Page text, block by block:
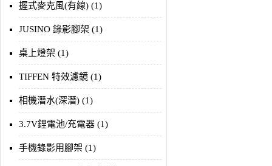
握式麥克風(有線) (1)
JUSINO 錄影腳架 (1)
桌上燈架 (1)
TIFFEN 特效濾鏡 (1)
相機潛水(深潛) (1)
3.7V鋰電池/充電器 (1)
手機錄影用腳架 (1)